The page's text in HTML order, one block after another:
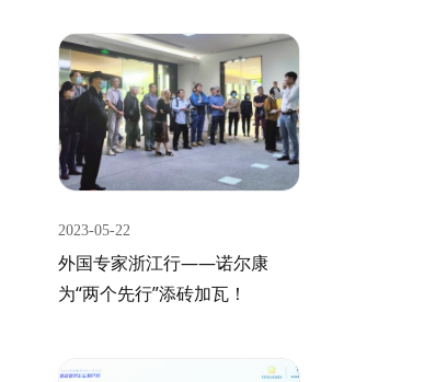
2023-05-22
外国专家浙江行——诺尔康
为“两个先行”添砖加瓦！